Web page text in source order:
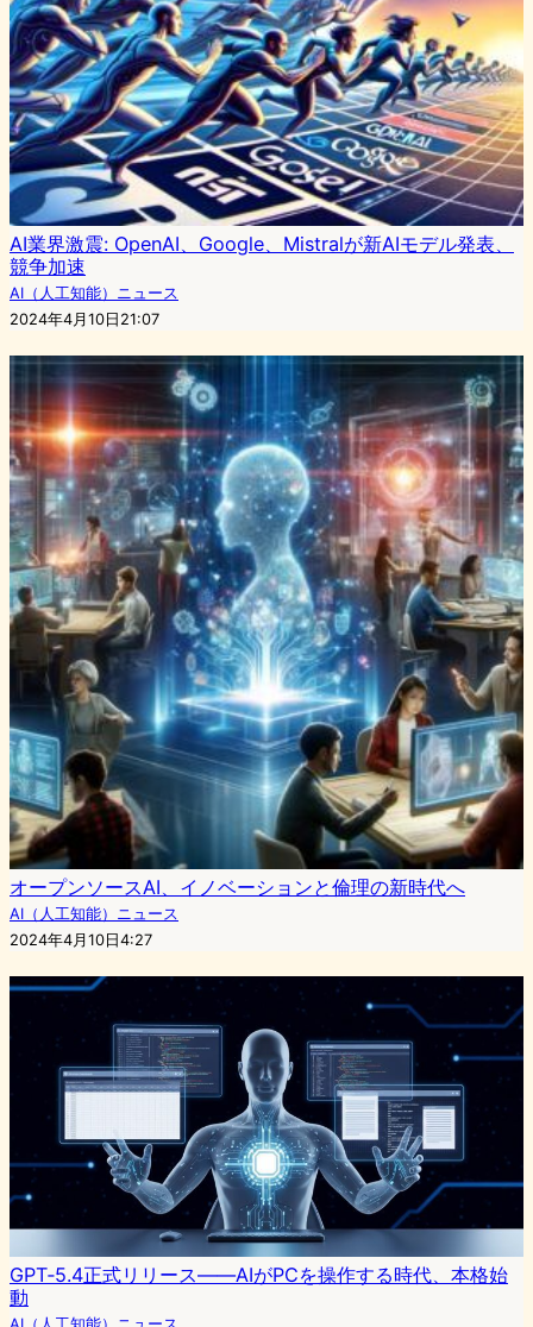
AI業界激震: OpenAI、Google、Mistralが新AIモデル発表、
競争加速
AI（人工知能）ニュース
2024年4月10日21:07
オープンソースAI、イノベーションと倫理の新時代へ
AI（人工知能）ニュース
2024年4月10日4:27
GPT‑5.4正式リリース——AIがPCを操作する時代、本格始
動